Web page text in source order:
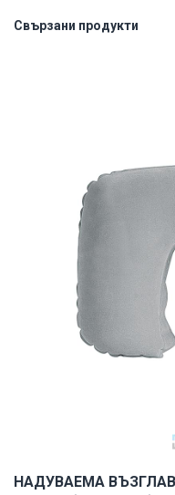
Свързани продукти
НАДУВАЕМА